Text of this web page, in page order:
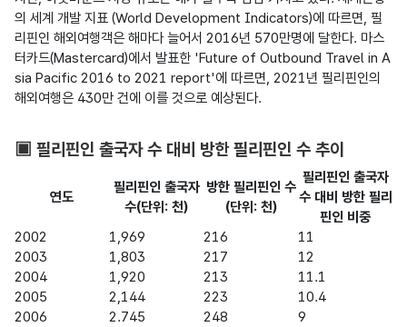
의 세계 개발 지표 (World Development Indicators)에 따르면, 필
리핀인 해외여행객은 해마다 늘어서 2016년 570만명에 달한다. 마스
터카드(Mastercard)에서 발표한 'Future of Outbound Travel in A
sia Pacific 2016 to 2021 report'에 따르면, 2021년 필리핀인의
해외여행은 430만 건에 이를 것으로 예상된다.
▣ 필리핀인 출국자 수 대비 방한 필리핀인 수 추이
연도
필리핀인 출국자
수(단위: 천)
방한 필리핀인 수
(단위: 천)
필리핀인 출국자
수 대비 방한 필리
핀인 비중
2002
1,969 216
11
2003
1,803 217
12
2004
1,920 213
11.1
2005
2,144 223
10.4
2006
2.745 248
9